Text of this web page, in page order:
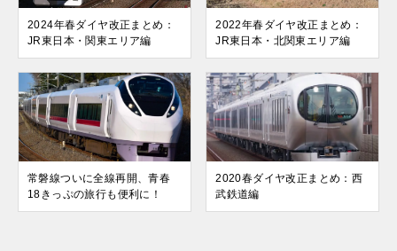
2024年春ダイヤ改正まとめ：
JR東日本・関東エリア編
2022年春ダイヤ改正まとめ：
JR東日本・北関東エリア編
常磐線ついに全線再開、青春
18きっぷの旅行も便利に！
2020春ダイヤ改正まとめ：西
武鉄道編